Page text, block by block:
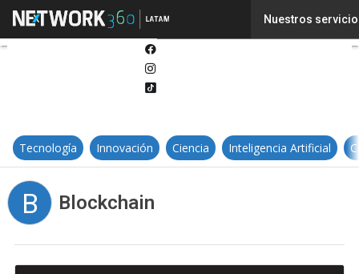
Nuestros
Tecnología Innovación Ciencia Inteligencia Artificial
B Blockchain